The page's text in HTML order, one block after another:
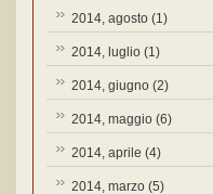
2014, agosto (1)
2014, luglio (1)
2014, giugno (2)
2014, maggio (6)
2014, aprile (4)
2014, marzo (5)